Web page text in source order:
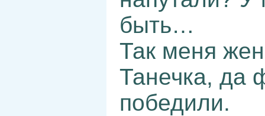
быть…
Так меня
Танечка, да
победили.